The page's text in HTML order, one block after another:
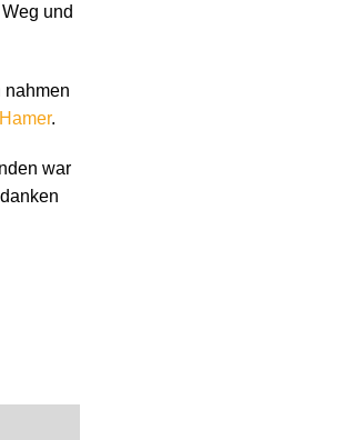
und
nahmen
.
war